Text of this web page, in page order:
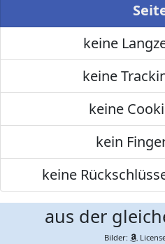
keine
keine
keine
kein
keine
aus der
Bilder: